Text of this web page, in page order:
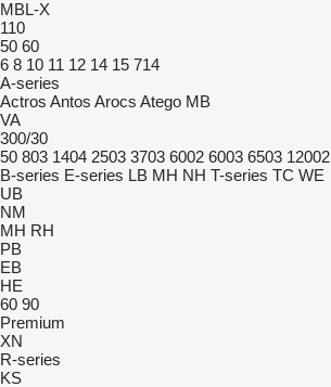
MBL-X
110
50 60
6 8 10 11 12 14 15 714
A-series
Actros Antos Arocs Atego MB
VA
300/30
50 803 1404 2503 3703 6002 6003 6503 12002
B-series E-series LB MH NH T-series TC WE
UB
NM
MH RH
PB
EB
HE
60 90
Premium
XN
R-series
KS